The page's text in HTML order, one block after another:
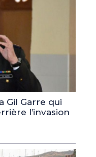
Gil Garre qui
l’invasion